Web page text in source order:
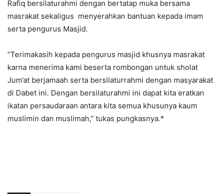
Rafiq bersilaturahmi dengan bertatap muka bersama
masrakat sekaligus menyerahkan bantuan kepada imam
serta pengurus Masjid.
“Terimakasih kepada pengurus masjid khusnya masrakat
karna menerima kami beserta rombongan untuk sholat
Jum’at berjamaah serta bersilaturrahmi dengan masyarakat
di Dabet ini. Dengan bersilaturahmi ini dapat kita eratkan
ikatan persaudaraan antara kita semua khusunya kaum
muslimin dan muslimah,” tukas pungkasnya.*